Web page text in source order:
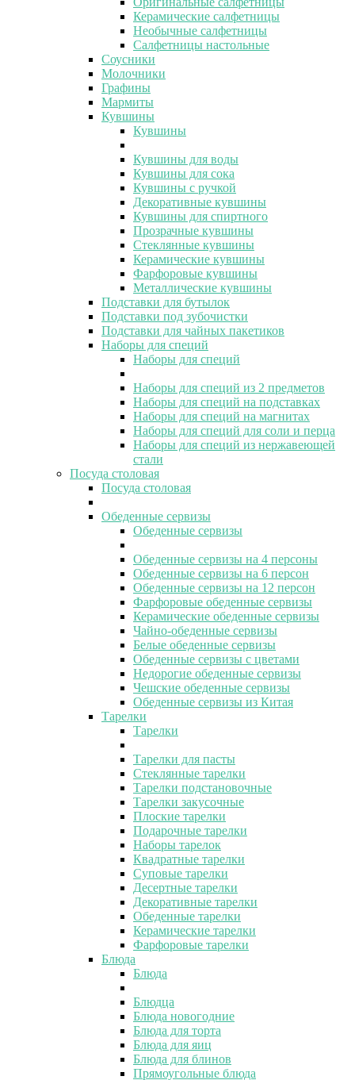
Керамические салфетницы
Необычные салфетницы
Салфетницы настольные
Соусники
Молочники
Графины
Мармиты
Кувшины
Кувшины
Кувшины для воды
Кувшины для сока
Кувшины с ручкой
Декоративные кувшины
Кувшины для спиртного
Прозрачные кувшины
Стеклянные кувшины
Керамические кувшины
Фарфоровые кувшины
Металлические кувшины
Подставки для бутылок
Подставки под зубочистки
Подставки для чайных пакетиков
Наборы для специй
Наборы для специй
Наборы для специй из 2 предметов
Наборы для специй на подставках
Наборы для специй на магнитах
Наборы для специй для соли и перца
Наборы для специй из нержавеющей
стали
Посуда столовая
Посуда столовая
Обеденные сервизы
Обеденные сервизы
Обеденные сервизы на 4 персоны
Обеденные сервизы на 6 персон
Обеденные сервизы на 12 персон
Фарфоровые обеденные сервизы
Керамические обеденные сервизы
Чайно-обеденные сервизы
Белые обеденные сервизы
Обеденные сервизы с цветами
Недорогие обеденные сервизы
Чешские обеденные сервизы
Обеденные сервизы из Китая
Тарелки
Тарелки
Тарелки для пасты
Стеклянные тарелки
Тарелки подстановочные
Тарелки закусочные
Плоские тарелки
Подарочные тарелки
Наборы тарелок
Квадратные тарелки
Суповые тарелки
Десертные тарелки
Декоративные тарелки
Обеденные тарелки
Керамические тарелки
Фарфоровые тарелки
Блюда
Блюда
Блюдца
Блюда новогодние
Блюда для торта
Блюда для яиц
Блюда для блинов
Прямоугольные блюда